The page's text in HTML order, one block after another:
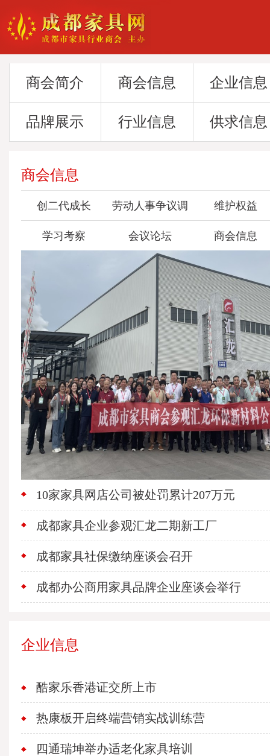
商会简介 商会信息 企业信息
品牌展示 行业信息 供求信息
商会信息
创二代成长 劳动人事争议调
委会
维护权益
学习考察 会议论坛 商会信息
10家家具网店公司被处罚累计207万元
成都家具企业参观汇龙二期新工厂
成都家具社保缴纳座谈会召开
成都办公商用家具品牌企业座谈会举行
企业信息
酷家乐香港证交所上市
热康板开启终端营销实战训练营
四通瑞坤举办适老化家具培训